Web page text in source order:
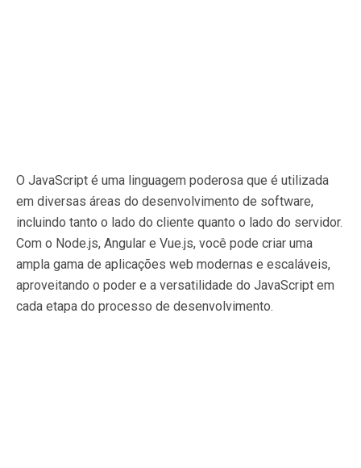
O JavaScript é uma linguagem poderosa que é utilizada
em diversas áreas do desenvolvimento de software,
incluindo tanto o lado do cliente quanto o lado do servidor.
Com o Node.js, Angular e Vue.js, você pode criar uma
ampla gama de aplicações web modernas e escaláveis,
aproveitando o poder e a versatilidade do JavaScript em
cada etapa do processo de desenvolvimento.